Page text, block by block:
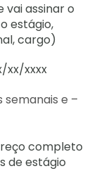
vai assinar o
estágio,
cargo)
xx/xxxx
e –
completo
de estágio